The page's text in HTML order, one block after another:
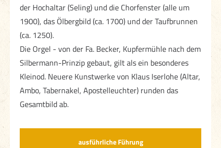
der Hochaltar (Seling) und die Chorfenster (alle um
1900), das Ölbergbild (ca. 1700) und der Taufbrunnen
(ca. 1250).
Die Orgel - von der Fa. Becker, Kupfermühle nach dem
Silbermann-Prinzip gebaut, gilt als ein besonderes
Kleinod. Neuere Kunstwerke von Klaus Iserlohe (Altar,
Ambo, Tabernakel, Apostelleuchter) runden das
Gesamtbild ab.
ausführliche Führung